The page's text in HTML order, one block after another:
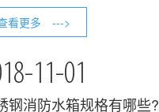
看更多 --->
11-01
钢消防水箱规格有哪些?